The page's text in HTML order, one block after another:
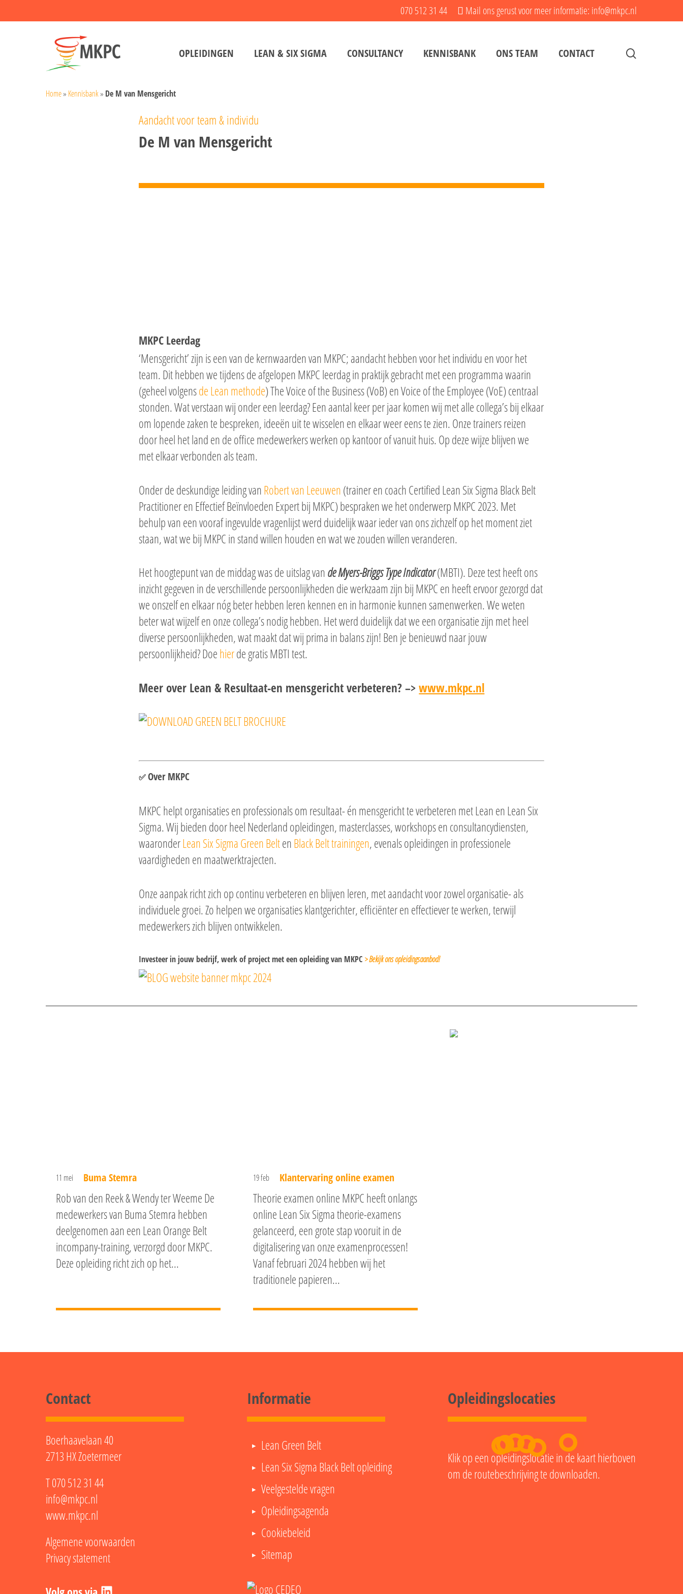
to
070 512 31 44 Mail ons gerust voor meer informatie: info@mkpc.nl
OPLEIDINGEN LEAN & SIX SIGMA CONSULTANCY KENNISBANK ONS TEAM CONTACT
Home» Kennisbank» De M van Mensgericht
Aandacht voor team & individu
De M van Mensgericht
MKPC Leerdag
‘Mensgericht’ zijn is een van de kernwaarden van MKPC; aandacht hebben voor het individu en voor het
team. Dit hebben we tijdens de afgelopen MKPC leerdag in praktijk gebracht met een programma waarin
(geheel volgensde Lean methode) The Voice of the Business (VoB) en Voice of the Employee (VoE) centraal
stonden. Wat verstaan wij onder een leerdag? Een aantal keer per jaar komen wij met alle collega’s bij elkaar
om lopende zaken te bespreken, ideeën uit te wisselen en elkaar weer eens te zien. Onze trainers reizen
door heel het land en de office medewerkers werken op kantoor of vanuit huis. Op deze wijze blijven we
met elkaar verbonden als team.
Onder de deskundige leiding vanRobert van Leeuwen(trainer en coach Certified Lean Six Sigma Black Belt
Practitioner en Effectief Beïnvloeden Expert bij MKPC) bespraken we het onderwerp MKPC 2023. Met
behulp van een vooraf ingevulde vragenlijst werd duidelijk waar ieder van ons zichzelf op het moment ziet
staan, wat we bij MKPC in stand willen houden en wat we zouden willen veranderen.
Het hoogtepunt van de middag was de uitslag vande Myers-Briggs Type Indicator(MBTI). Deze test heeft ons
inzicht gegeven in de verschillende persoonlijkheden die werkzaam zijn bij MKPC en heeft ervoor gezorgd dat
we onszelf en elkaar nóg beter hebben leren kennen en in harmonie kunnen samenwerken. We weten
beter wat wijzelf en onze collega’s nodig hebben. Het werd duidelijk dat we een organisatie zijn met heel
diverse persoonlijkheden, wat maakt dat wij prima in balans zijn! Ben je benieuwd naar jouw
persoonlijkheid? Doehierde gratis MBTI test.
Meer over Lean & Resultaat-en mensgericht verbeteren? –>www.mkpc.nl
✅Over MKPC
MKPChelpt organisaties en professionals om resultaat- én mensgericht te verbeteren met Lean en Lean Six
Sigma. Wij bieden door heel Nederland opleidingen, masterclasses, workshops en consultancydiensten,
waaronderLean Six Sigma Green BeltenBlack Belt trainingen, evenals opleidingen in professionele
vaardigheden en maatwerktrajecten.
Onze aanpak richt zich op continu verbeteren en blijven leren, met aandacht voor zowel organisatie- als
individuele groei. Zo helpen we organisaties klantgerichter, efficiënter en effectiever te werken, terwijl
medewerkers zich blijven ontwikkelen.
Investeer in jouw bedrijf, werk of project met een opleiding van MKPC > Bekijk ons opleidingsaanbod!
11 mei Buma Stemra
Rob van den Reek & Wendy ter Weeme De
medewerkers van Buma Stemra hebben
deelgenomen aan een Lean Orange Belt
incompany-training, verzorgd door MKPC.
Deze opleiding richt zich op het...
19 feb Klantervaring online examen
Theorie examen online MKPC heeft onlangs
online Lean Six Sigma theorie-examens
gelanceerd, een grote stap vooruit in de
digitalisering van onze examenprocessen!
Vanaf februari 2024 hebben wij het
traditionele papieren...
Contact
Boerhaavelaan 40
2713 HX Zoetermeer
T070 512 31 44
info@mkpc.nl
www.mkpc.nl
Algemene voorwaarden
Privacy statement
Informatie
Lean Green Belt
Lean Six Sigma Black Belt opleiding
Veelgestelde vragen
Opleidingsagenda
Cookiebeleid
Sitemap
Opleidingslocaties
Klik op een opleidingslocatie in de kaart hierboven
om de routebeschrijving te downloaden.